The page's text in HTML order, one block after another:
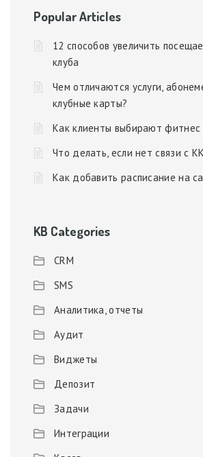
Popular Articles
12 способов увеличить
клуба
Чем отличаются услуги,
клубные карты?
Как клиенты выбирают фитнес
Что делать, если нет связи с
Как добавить расписание на
KB Categories
CRM
SMS
Аналитика, отчеты
Аудит
Виджеты
Депозит
Задачи
Интеграции